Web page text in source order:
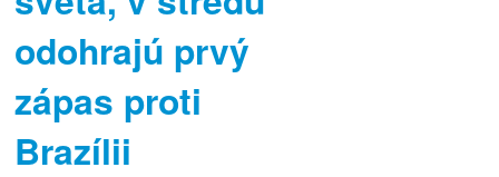
odohrajú prvý
zápas proti
Brazílii